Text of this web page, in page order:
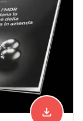
Scarica
file_download